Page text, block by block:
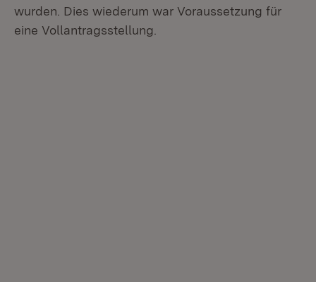
wurden. Dies wiederum war Voraussetzung für
eine Vollantragsstellung.